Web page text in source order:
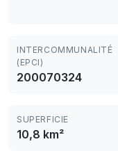
INTERCOMMUNALITÉ
(EPCI)
200070324
SUPERFICIE
10,8 km²